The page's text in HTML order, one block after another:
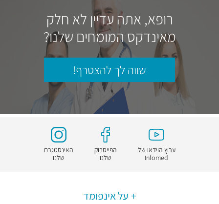
רופא, אתה עדיין לא חלק
מאינדקס המומחים שלנו?
שווה לך להצטרף!
ערוץ הוידאו של
Infomed
הפייסבוק
שלנו
האינסטגרם
שלנו
על אינפומד